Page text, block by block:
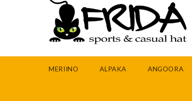
MERIINO ALPAKA ANGOORA